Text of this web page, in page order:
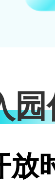
园
放